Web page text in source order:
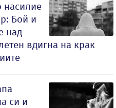
насилие
Бой и
над
вдигна на крак
си и